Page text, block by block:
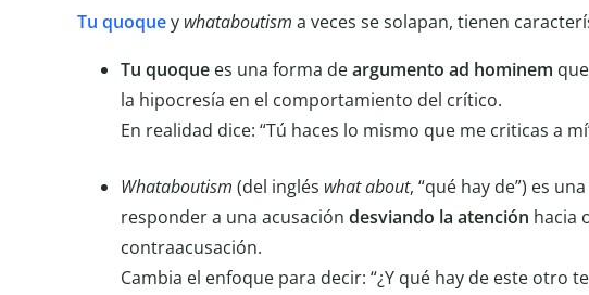
Tu quoquey whataboutism a veces se solapan, tienen
Tu quoque es una forma deargumento ad hominem
la hipocresía en el comportamiento del crítico.
En realidad dice: “Tú haces lo mismo que me criticas a
Whataboutism (del inglés what about, “qué hay de”) es
responder a una acusación desviando la atención hacia
contraacusación.
Cambia el enfoque para decir: “¿Y qué hay de este otro